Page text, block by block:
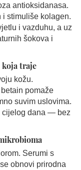
antioksidanasa.
stimuliše kolagen.
i vazduhu, a uz
šokova i
traje
kožu.
pomaže
suvim uslovima.
cijelog dana — bez
Serumi s
obnovi prirodna